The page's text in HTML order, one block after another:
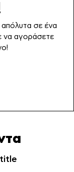
απόλυτα σε ένα
να αγοράσετε